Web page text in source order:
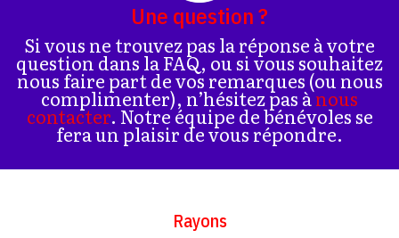
Une question ?
Si vous ne trouvez pas la réponse à votre
question dans la FAQ, ou si vous souhaitez
nous faire part de vos remarques (ou nous
complimenter), n’hésitez pas ànous
contacter. Notre équipe de bénévoles se
fera un plaisir de vous répondre.
Rayons